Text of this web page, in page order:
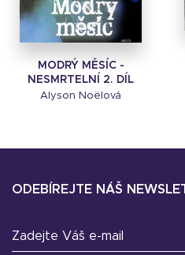
MODRÝ MĚSÍC -
NESMRTELNÍ 2. DÍL
Alyson Noëlová
ODEBÍREJTE NÁŠ
Zadejte Váš e-mail